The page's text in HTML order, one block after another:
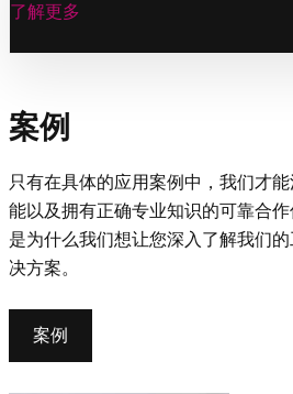
了解更多
案例
只有在具体的应用案例中，我们才
能以及拥有正确专业知识的可靠合
是为什么我们想让您深入了解我们
决方案。
案例